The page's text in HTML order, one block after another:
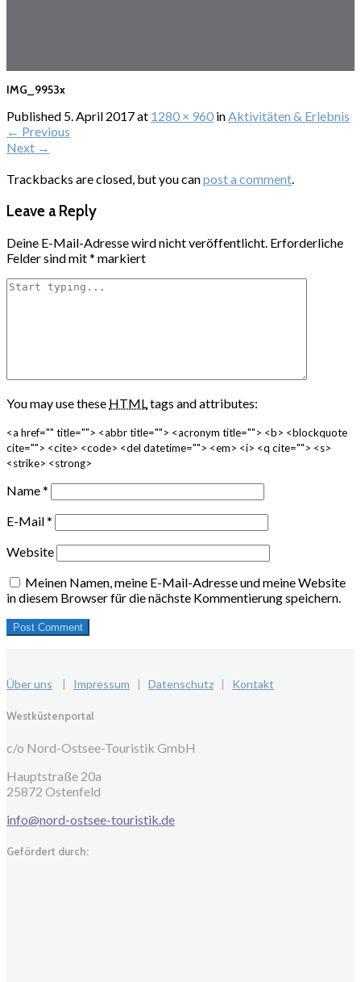
IMG_9953x
Published 5. April 2017at 1280 × 960 inAktivitäten & Erlebnis
← Previous
Next →
Trackbacks are closed, but you canpost a comment.
Leave a Reply
Deine E-Mail-Adresse wird nicht veröffentlicht. Erforderliche
Felder sind mit* markiert
You may use these HTMLtags and attributes:
<a href="" title=""> <abbr title=""> <acronym title=""> <b> <blockquote
cite=""> <cite> <code> <del datetime=""> <em> <i> <q cite=""> <s>
<strike> <strong>
Name*
E-Mail*
Website
Meinen Namen, meine E-Mail-Adresse und meine Website
in diesem Browser für die nächste Kommentierung speichern.
Über uns | Impressum | Datenschutz | Kontakt
Westküstenportal
c/o Nord-Ostsee-Touristik GmbH
Hauptstraße 20a
25872 Ostenfeld
info@nord-ostsee-touristik.de
Gefördert durch: